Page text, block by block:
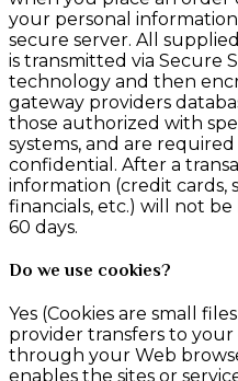
your personal
secure server. All
is transmitted via Secure
technology and then
gateway providers
those authorized with
systems, and are
confidential. After a
information (credit cards,
financials, etc.) will not
60 days.
Do we use cookies?
Yes (Cookies are small
provider transfers to
through your Web
enables the sites or